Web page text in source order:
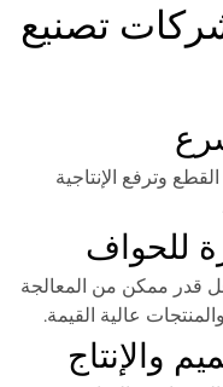
تصنيع
وترفع الإنتاجية
للحواف
قدر ممكن من المعالجة
عالية القيمة.
والإنتاج